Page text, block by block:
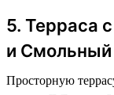
5. Терраса
и Смольный
Просторную